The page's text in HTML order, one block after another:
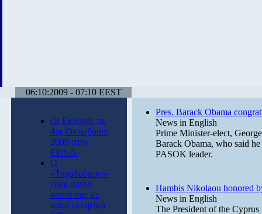
06:10:2009 - 07:10 EEST
Οι Εκλογές τις
4ης Οκτωβρίου
2009 στην
ΕΡΑ-5.
Ο
«Ταχυδρόμος»-
είναι πάντα
κοντά σας με
καλά ελληνικά
Pres. Barack Obama
News in English
Prime Minister-elect,
Barack Obama, who said
PASOK leader.
Hambis Nikolaou honored
News in English
The President of the